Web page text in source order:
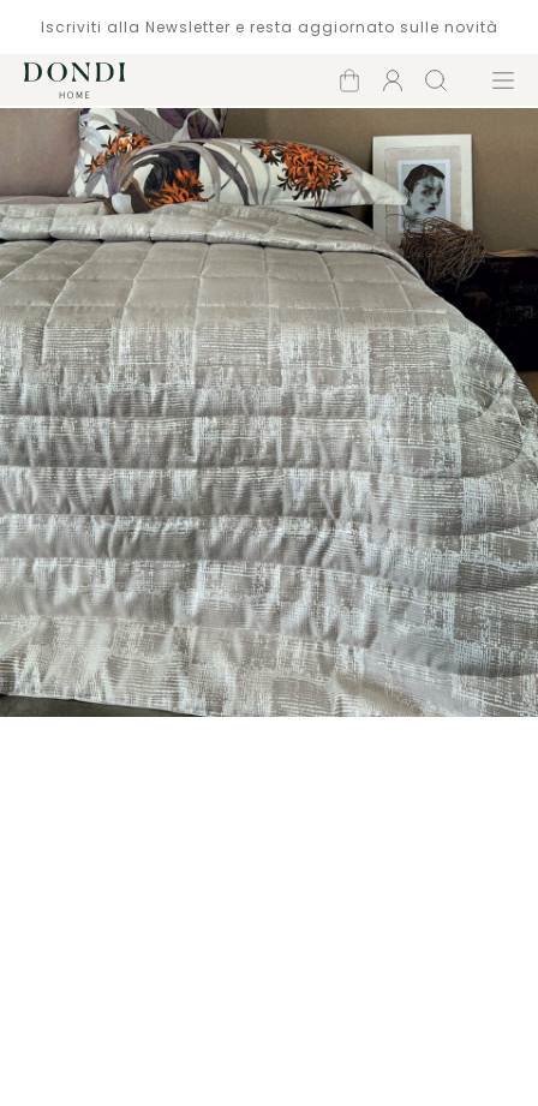
Iscriviti alla Newsletter e resta aggiornato sulle novità
Carrello
Account
Cerca Menù